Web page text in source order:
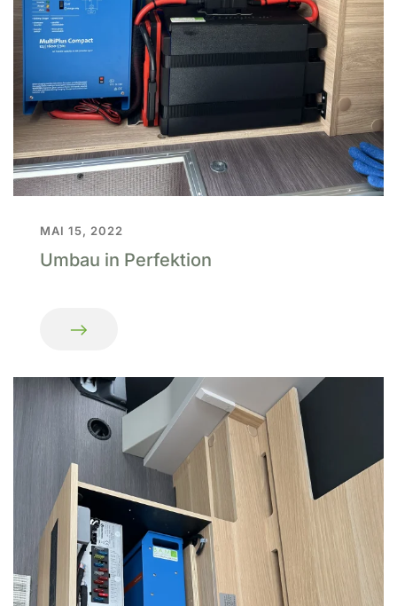
MAI 15, 2022
Umbau in Perfektion